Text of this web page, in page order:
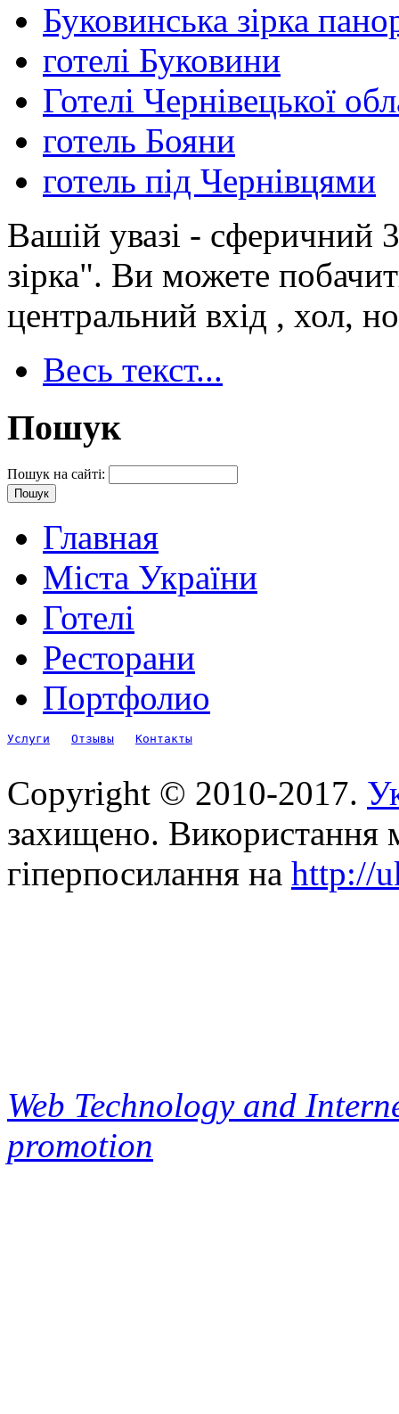
Буковинська зірка
готелі Буковини
Готелі Чернівецької
готель Бояни
готель під Чернівцями
Вашій увазі - сферичний
зірка". Ви можете
центральний вхід , хол,
Весь текст...
Пошук
Пошук на сайті:
Главная
Міста України
Готелі
Ресторани
Портфолио
Услуги Отзывы Контакты
Copyright © 2010-2017.
захищено. Використання
гіперпосилання на http://
Web Technology and
promotion